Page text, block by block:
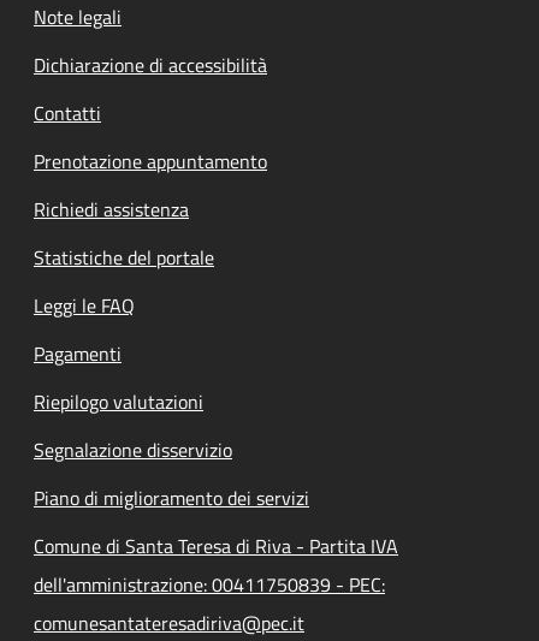
Note legali
Dichiarazione di accessibilità
Contatti
Prenotazione appuntamento
Richiedi assistenza
Statistiche del portale
Leggi le FAQ
Pagamenti
Riepilogo valutazioni
Segnalazione disservizio
Piano di miglioramento dei servizi
Comune di Santa Teresa di Riva - Partita IVA
dell'amministrazione: 00411750839 - PEC:
comunesantateresadiriva@pec.it